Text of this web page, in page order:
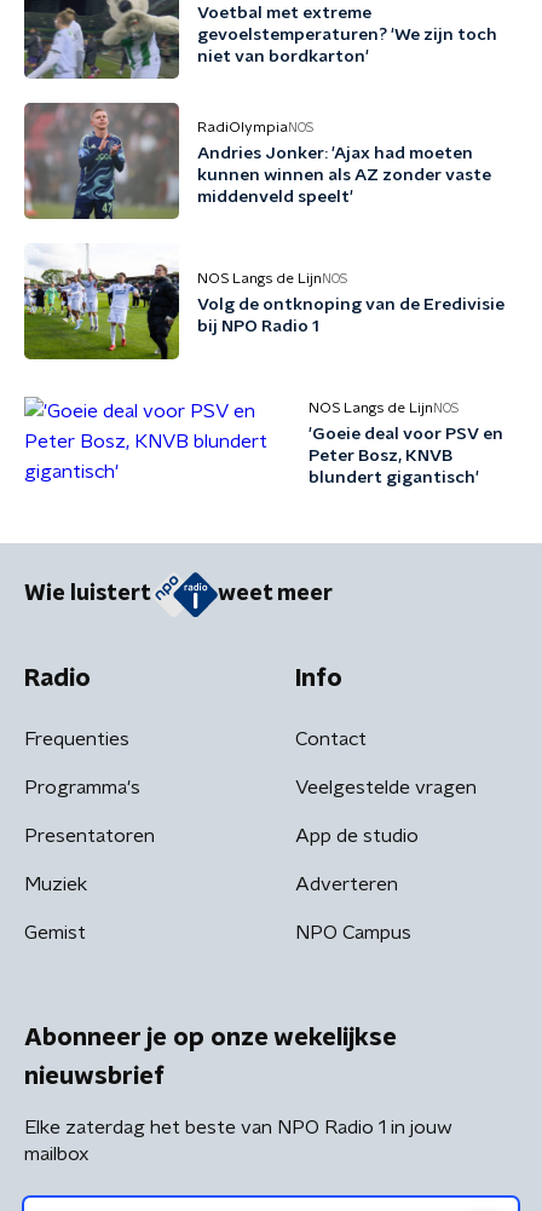
Voetbal met extreme
gevoelstemperaturen? 'We zijn toch
niet van bordkarton'
RadiOlympia NOS
Andries Jonker: 'Ajax had moeten
kunnen winnen als AZ zonder vaste
middenveld speelt'
NOS Langs de Lijn NOS
Volg de ontknoping van de Eredivisie
bij NPO Radio 1
NOS Langs de Lijn NOS
'Goeie deal voor PSV en
Peter Bosz, KNVB
blundert gigantisch'
Wie luistert weet meer
Radio
Frequenties
Programma's
Presentatoren
Muziek
Gemist
Info
Contact
Veelgestelde vragen
App de studio
Adverteren
NPO Campus
Abonneer je op onze wekelijkse
nieuwsbrief
Elke zaterdag het beste van NPO Radio 1 in jouw
mailbox